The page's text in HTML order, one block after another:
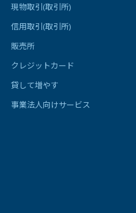
現物取引(取引所)
信用取引(取引所)
販売所
クレジットカード
貸して増やす
事業法人向けサービス